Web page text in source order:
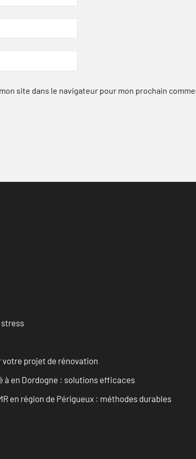
site dans le navigateur pour mon prochain
projet de rénovation
à en Dordogne : solutions efficaces
en région de Périgueux : méthodes durables